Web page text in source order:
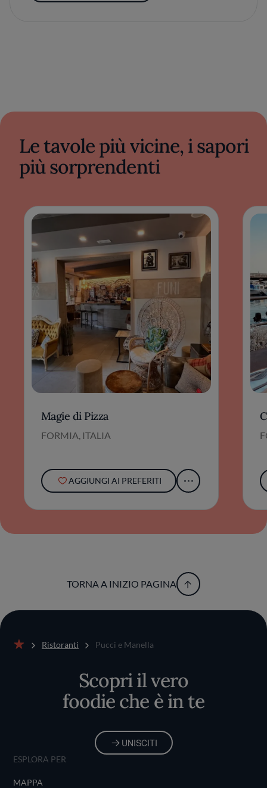
Le tavole più vicine, i sapori
più sorprendenti
Magie di Pizza
FORMIA, ITALIA
AGGIUNGI AI PREFERITI
TORNA A INIZIO PAGINA
Ristoranti Pucci e Manella
Scopri il vero
foodie che è in te
UNISCITI
ESPLORA PER
MAPPA